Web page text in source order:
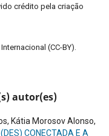
crédito pela criação
(CC-BY).
autor(es)
Kátia Morosov Alonso,
(DES) CONECTADA E A